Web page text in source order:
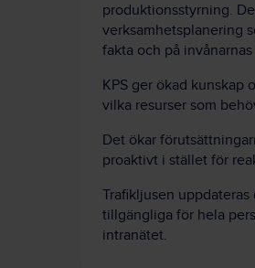
produktionsstyrning.
verksamhetsplanering
fakta och på
KPS ger ökad kunskap
vilka resurser som
Det ökar
proaktivt i stället för
Trafikljusen
tillgängliga för hela
intranätet.